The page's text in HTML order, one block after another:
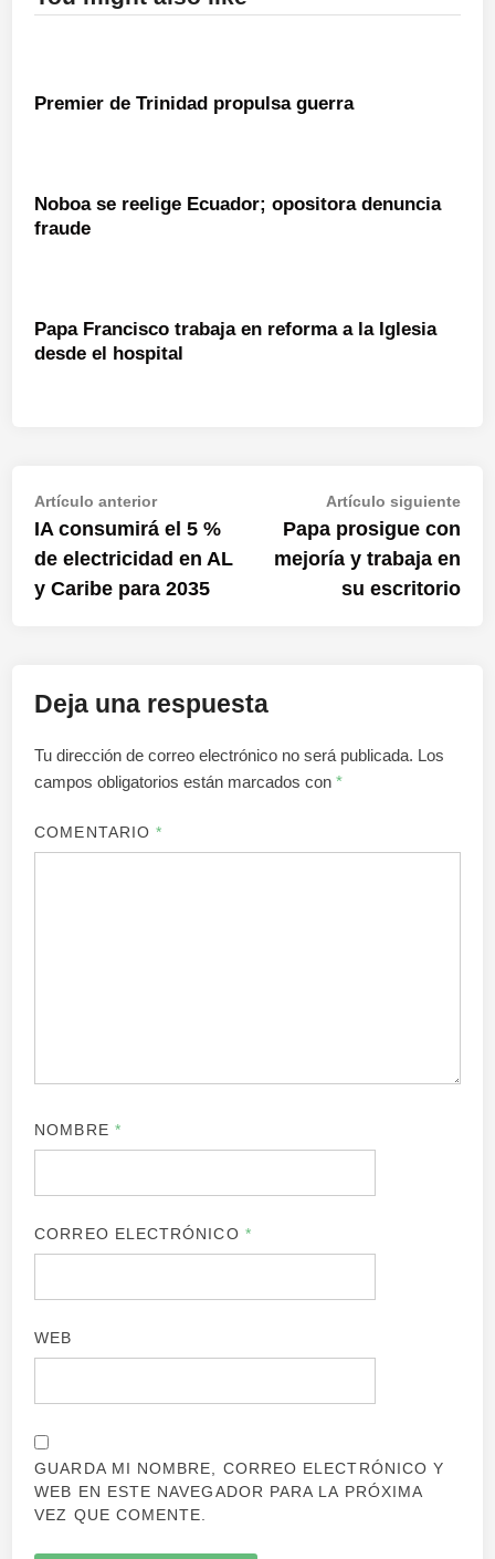
Premier de Trinidad propulsa guerra
Noboa se reelige Ecuador; opositora denuncia
fraude
Papa Francisco trabaja en reforma a la Iglesia
desde el hospital
Navegación
de
entradas
Artículo anteriorArtículo
anterior:
IA consumirá el 5 %
de electricidad en AL
y Caribe para 2035
Artículo siguiente
Papa prosigue con
mejoría y trabaja en
su escritorio
Deja una respuesta
Tu dirección de correo electrónico no será publicada. Los
campos obligatorios están marcados con*
COMENTARIO*
NOMBRE *
CORREO ELECTRÓNICO *
WEB
GUARDA MI NOMBRE, CORREO ELECTRÓNICO Y
WEB EN ESTE NAVEGADOR PARA LA PRÓXIMA
VEZ QUE COMENTE.